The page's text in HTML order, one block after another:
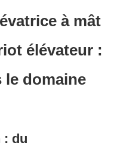
à mât
élévateur :
le domaine
: du